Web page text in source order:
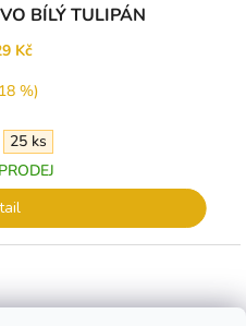
BÍLÝ TULIPÁN
Kč
%)
25 ks